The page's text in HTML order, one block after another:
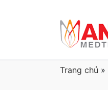
Trang chủ »